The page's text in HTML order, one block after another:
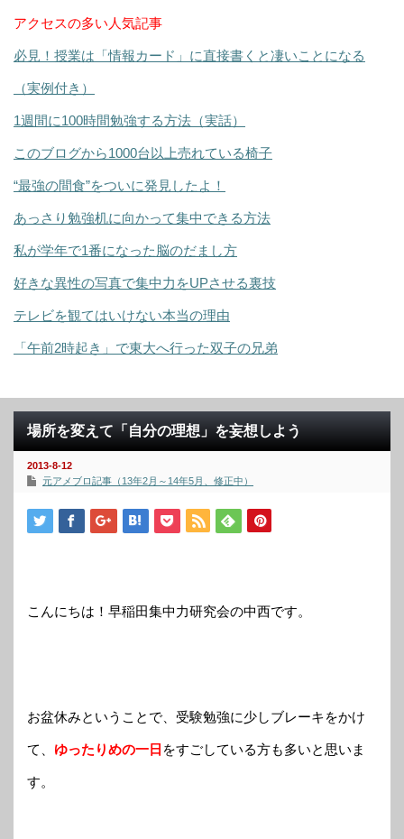
アクセスの多い人気記事
必見！授業は「情報カード」に直接書くと凄いことになる
（実例付き）
1週間に100時間勉強する方法（実話）
このブログから1000台以上売れている椅子
“最強の間食”をついに発見したよ！
あっさり勉強机に向かって集中できる方法
私が学年で1番になった脳のだまし方
好きな異性の写真で集中力をUPさせる裏技
テレビを観てはいけない本当の理由
「午前2時起き」で東大へ行った双子の兄弟
場所を変えて「自分の理想」を妄想しよう
2013-8-12
元アメブロ記事（13年2月～14年5月、修正中）
こんにちは！早稲田集中力研究会の中西です。
お盆休みということで、受験勉強に少しブレーキをかけ
て、 ゆったりめの一日 をすごしている方も多いと思いま
す。